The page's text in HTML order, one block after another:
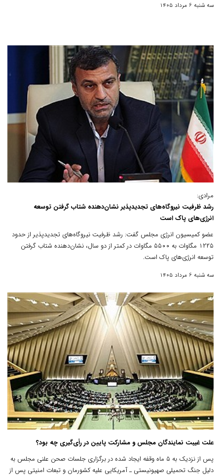
سه شنبه 6 مرداد 1405
مرادی:
رشد ظرفیت نیروگاه‌های تجدیدپذیر نشان‌دهنده شتاب گرفتن توسعه
انرژی‌های پاک است
عضو کمیسیون انرژی مجلس گفت: رشد ظرفیت نیروگاه‌های تجدیدپذیر از حدود
۱۲۲۵ مگاوات به ۵۵۰۰ مگاوات در کمتر از دو سال، نشان‌دهنده شتاب گرفتن
توسعه انرژی‌های پاک است.
سه شنبه 6 مرداد 1405
علت غیبت نمایندگان مجلس و مشارکت پایین در رأی‌گیری چه بود؟
پس از نزدیک به ۵ ماه وقفه ایجاد شده در برگزاری جلسات صحن علنی مجلس به
دلیل جنگ تحمیلی صهیونیستی ـ آمریکایی علیه کشورمان و تبعات امنیتی پس از